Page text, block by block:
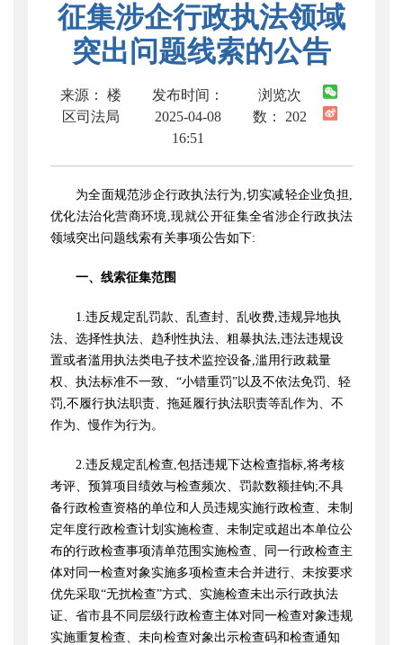
征集涉企行政执法领域
突出问题线索的公告
来源： 楼
区司法局
发布时间：
2025-04-08
16:51
浏览次
数： 202
为全面规范涉企行政执法行为 ,切实减轻企业负担,
优化法治化营商环境,现就公开征集全省涉企行政执法
领域突出问题线索有关事项公告如下:
一、线索征集范围
1.违反规定乱罚款、乱查封、乱收费,违规异地执
法、选择性执法、趋利性执法、粗暴执法,违法违规设
置或者滥用执法类电子技术监控设备,滥用行政裁量
权、执法标准不一致、“小错重罚”以及不依法免罚、轻
罚,不履行执法职责、拖延履行执法职责等乱作为、不
作为、慢作为行为。
2.违反规定乱检查,包括违规下达检查指标,将考核
考评、预算项目绩效与检查频次、罚款数额挂钩;不具
备行政检查资格的单位和人员违规实施行政检查、未制
定年度行政检查计划实施检查、未制定或超出本单位公
布的行政检查事项清单范围实施检查、同一行政检查主
体对同一检查对象实施多项检查未合并进行、未按要求
优先采取“无扰检查”方式、实施检查未出示行政执法
证、省市县不同层级行政检查主体对同一检查对象违规
实施重复检查、未向检查对象出示检查码和检查通知